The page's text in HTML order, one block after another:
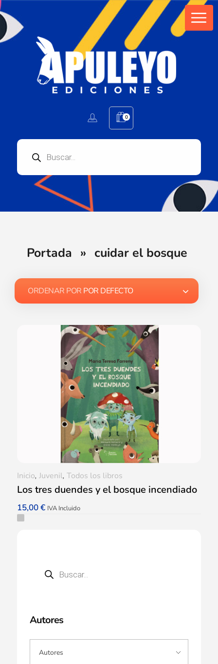
0
Portada » cuidar el bosque
ORDENAR POR POR DEFECTO
Los tres duendes y el bosque incendiado
15,00€ IVA Incluido
Inicio, Juvenil, Todos los libros
Autores